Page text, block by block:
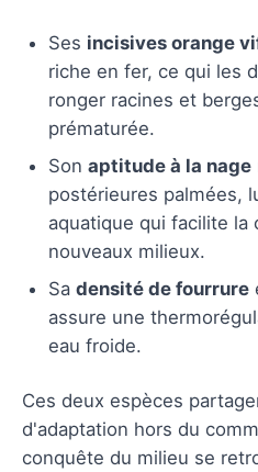
Ses incisives orange
riche en fer, ce qui les
ronger racines et
prématurée.
Son aptitude à la nage
postérieures palmées,
aquatique qui facilite la
nouveaux milieux.
Sa densité de fourrure
assure une
eau froide.
Ces deux espèces
d'adaptation hors du
conquête du milieu se